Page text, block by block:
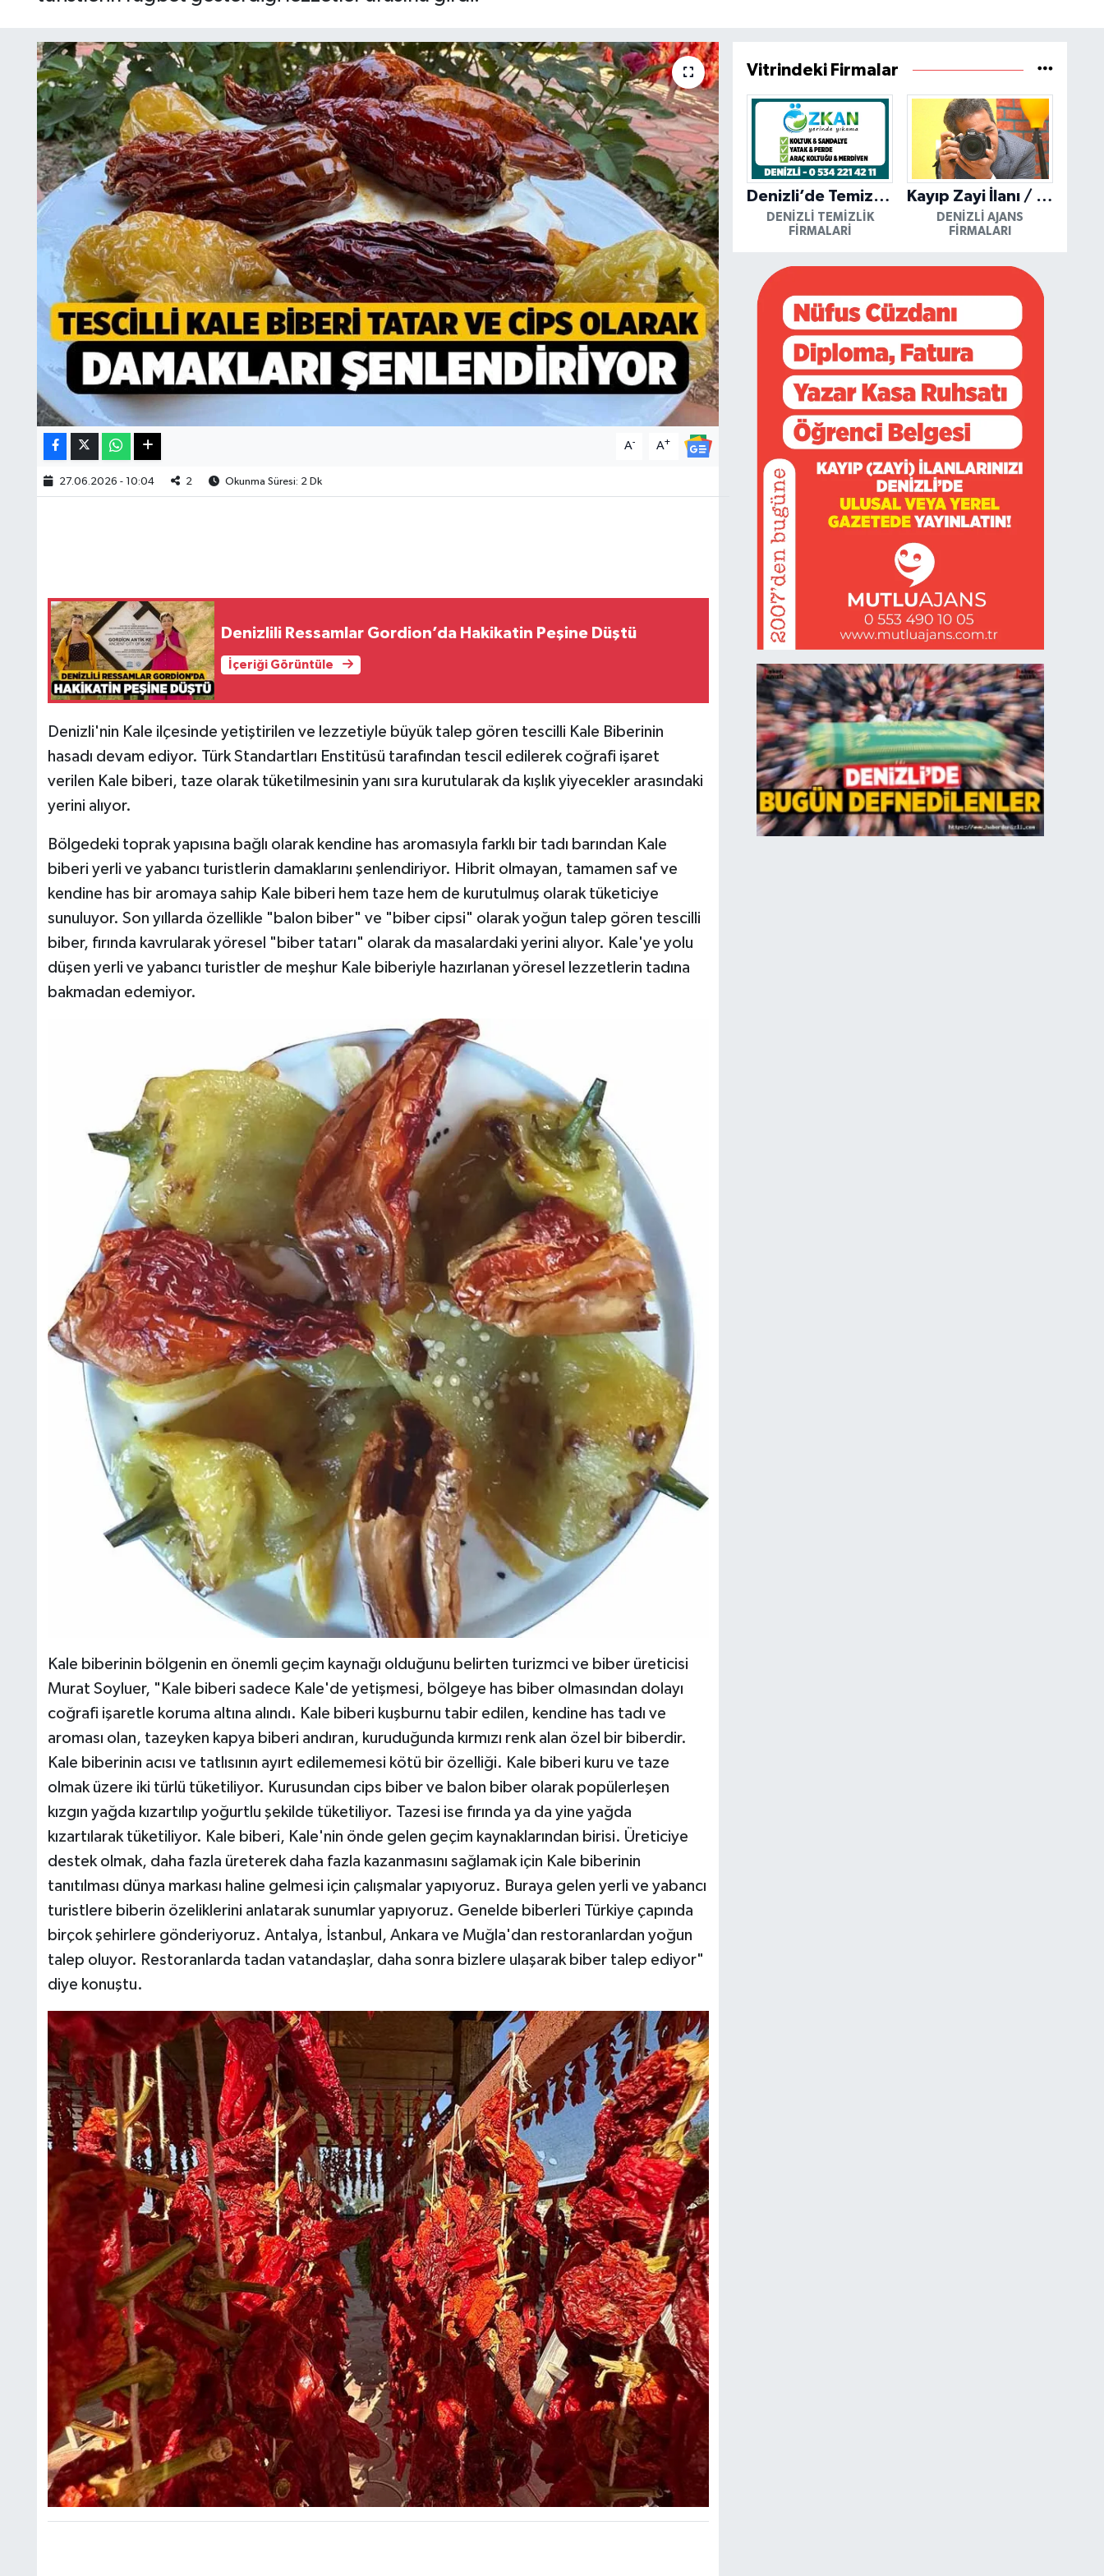
A- A+
27.06.2026 - 10:04 2 Okunma Süresi: 2 Dk
Denizlili Ressamlar Gordion’da Hakikatin Peşine Düştü
İçeriği Görüntüle
Denizli'nin Kale ilçesinde yetiştirilen ve lezzetiyle büyük talep gören tescilli Kale Biberinin
hasadı devam ediyor. Türk Standartları Enstitüsü tarafından tescil edilerek coğrafi işaret
verilen Kale biberi, taze olarak tüketilmesinin yanı sıra kurutularak da kışlık yiyecekler arasındaki
yerini alıyor.
Bölgedeki toprak yapısına bağlı olarak kendine has aromasıyla farklı bir tadı barından Kale
biberi yerli ve yabancı turistlerin damaklarını şenlendiriyor. Hibrit olmayan, tamamen saf ve
kendine has bir aromaya sahip Kale biberi hem taze hem de kurutulmuş olarak tüketiciye
sunuluyor. Son yıllarda özellikle "balon biber" ve "biber cipsi" olarak yoğun talep gören tescilli
biber, fırında kavrularak yöresel "biber tatarı" olarak da masalardaki yerini alıyor. Kale'ye yolu
düşen yerli ve yabancı turistler de meşhur Kale biberiyle hazırlanan yöresel lezzetlerin tadına
bakmadan edemiyor.
Kale biberinin bölgenin en önemli geçim kaynağı olduğunu belirten turizmci ve biber üreticisi
Murat Soyluer, "Kale biberi sadece Kale'de yetişmesi, bölgeye has biber olmasından dolayı
coğrafi işaretle koruma altına alındı. Kale biberi kuşburnu tabir edilen, kendine has tadı ve
aroması olan, tazeyken kapya biberi andıran, kuruduğunda kırmızı renk alan özel bir biberdir.
Kale biberinin acısı ve tatlısının ayırt edilememesi kötü bir özelliği. Kale biberi kuru ve taze
olmak üzere iki türlü tüketiliyor. Kurusundan cips biber ve balon biber olarak popülerleşen
kızgın yağda kızartılıp yoğurtlu şekilde tüketiliyor. Tazesi ise fırında ya da yine yağda
kızartılarak tüketiliyor. Kale biberi, Kale'nin önde gelen geçim kaynaklarından birisi. Üreticiye
destek olmak, daha fazla üreterek daha fazla kazanmasını sağlamak için Kale biberinin
tanıtılması dünya markası haline gelmesi için çalışmalar yapıyoruz. Buraya gelen yerli ve yabancı
turistlere biberin özeliklerini anlatarak sunumlar yapıyoruz. Genelde biberleri Türkiye çapında
birçok şehirlere gönderiyoruz. Antalya, İstanbul, Ankara ve Muğla'dan restoranlardan yoğun
talep oluyor. Restoranlarda tadan vatandaşlar, daha sonra bizlere ulaşarak biber talep ediyor"
diye konuştu.
Vitrindeki Firmalar
Denizli’de Temizliğin Güvenilir Adresi: Özkan Yerinde Yıkama
DENIZLI TEMIZLIK
FIRMALARI
Kayıp Zayi İlanı / Mutlu Ajans / Denizli
DENIZLI AJANS
FIRMALARI